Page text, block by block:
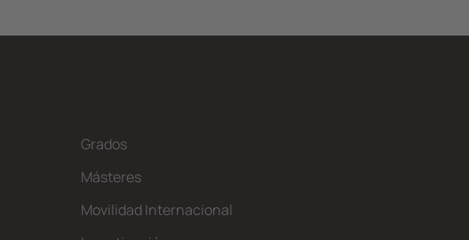
Grados
Másteres
Movilidad Internacional